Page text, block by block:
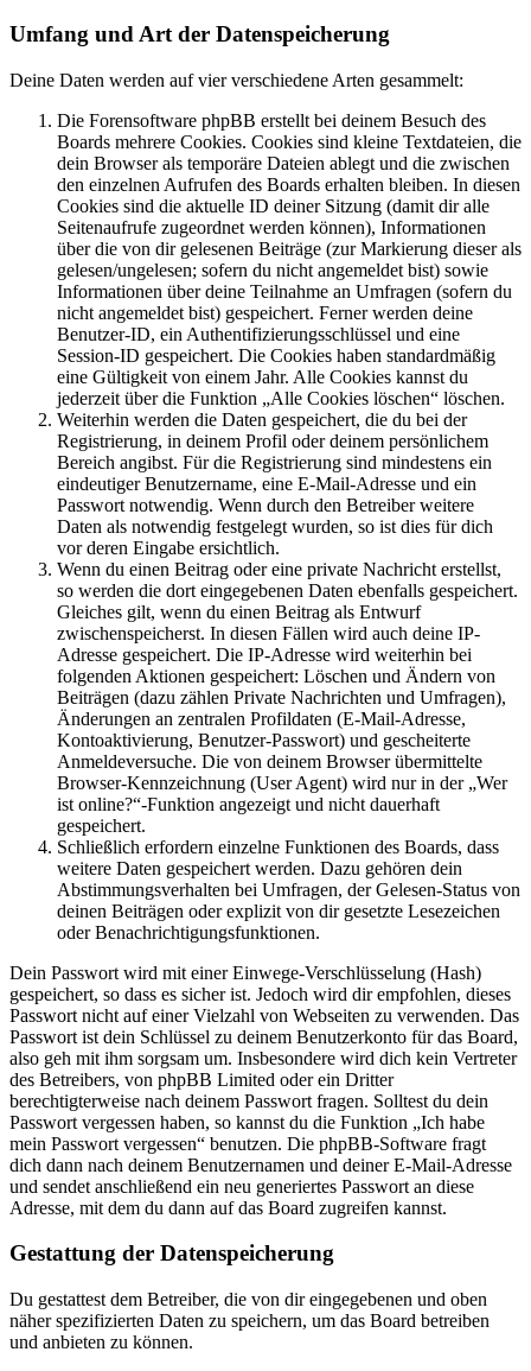
Umfang und Art der Datenspeicherung
Deine Daten werden auf vier verschiedene Arten gesammelt:
Die Forensoftware phpBB erstellt bei deinem Besuch des
Boards mehrere Cookies. Cookies sind kleine Textdateien, die
dein Browser als temporäre Dateien ablegt und die zwischen
den einzelnen Aufrufen des Boards erhalten bleiben. In diesen
Cookies sind die aktuelle ID deiner Sitzung (damit dir alle
Seitenaufrufe zugeordnet werden können), Informationen
über die von dir gelesenen Beiträge (zur Markierung dieser als
gelesen/ungelesen; sofern du nicht angemeldet bist) sowie
Informationen über deine Teilnahme an Umfragen (sofern du
nicht angemeldet bist) gespeichert. Ferner werden deine
Benutzer-ID, ein Authentifizierungsschlüssel und eine
Session-ID gespeichert. Die Cookies haben standardmäßig
eine Gültigkeit von einem Jahr. Alle Cookies kannst du
jederzeit über die Funktion „Alle Cookies löschen“ löschen.
Weiterhin werden die Daten gespeichert, die du bei der
Registrierung, in deinem Profil oder deinem persönlichem
Bereich angibst. Für die Registrierung sind mindestens ein
eindeutiger Benutzername, eine E-Mail-Adresse und ein
Passwort notwendig. Wenn durch den Betreiber weitere
Daten als notwendig festgelegt wurden, so ist dies für dich
vor deren Eingabe ersichtlich.
Wenn du einen Beitrag oder eine private Nachricht erstellst,
so werden die dort eingegebenen Daten ebenfalls gespeichert.
Gleiches gilt, wenn du einen Beitrag als Entwurf
zwischenspeicherst. In diesen Fällen wird auch deine IP-
Adresse gespeichert. Die IP-Adresse wird weiterhin bei
folgenden Aktionen gespeichert: Löschen und Ändern von
Beiträgen (dazu zählen Private Nachrichten und Umfragen),
Änderungen an zentralen Profildaten (E-Mail-Adresse,
Kontoaktivierung, Benutzer-Passwort) und gescheiterte
Anmeldeversuche. Die von deinem Browser übermittelte
Browser-Kennzeichnung (User Agent) wird nur in der „Wer
ist online?“-Funktion angezeigt und nicht dauerhaft
gespeichert.
Schließlich erfordern einzelne Funktionen des Boards, dass
weitere Daten gespeichert werden. Dazu gehören dein
Abstimmungsverhalten bei Umfragen, der Gelesen-Status von
deinen Beiträgen oder explizit von dir gesetzte Lesezeichen
oder Benachrichtigungsfunktionen.
Dein Passwort wird mit einer Einwege-Verschlüsselung (Hash)
gespeichert, so dass es sicher ist. Jedoch wird dir empfohlen, dieses
Passwort nicht auf einer Vielzahl von Webseiten zu verwenden. Das
Passwort ist dein Schlüssel zu deinem Benutzerkonto für das Board,
also geh mit ihm sorgsam um. Insbesondere wird dich kein Vertreter
des Betreibers, von phpBB Limited oder ein Dritter
berechtigterweise nach deinem Passwort fragen. Solltest du dein
Passwort vergessen haben, so kannst du die Funktion „Ich habe
mein Passwort vergessen“ benutzen. Die phpBB-Software fragt
dich dann nach deinem Benutzernamen und deiner E-Mail-Adresse
und sendet anschließend ein neu generiertes Passwort an diese
Adresse, mit dem du dann auf das Board zugreifen kannst.
Gestattung der Datenspeicherung
Du gestattest dem Betreiber, die von dir eingegebenen und oben
näher spezifizierten Daten zu speichern, um das Board betreiben
und anbieten zu können.